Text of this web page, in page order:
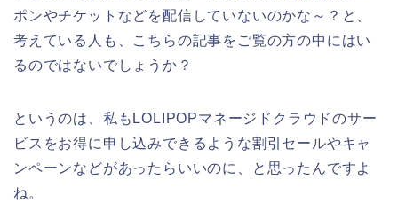
ポンやチケットなどを配信していないのかな～？と、
考えている人も、こちらの記事をご覧の方の中にはい
るのではないでしょうか？
というのは、私もLOLIPOPマネージドクラウドのサー
ビスをお得に申し込みできるような割引セールやキャ
ンペーンなどがあったらいいのに、と思ったんですよ
ね。